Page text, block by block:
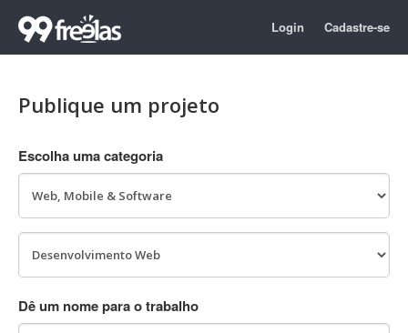
Login Cadastre-se
Publique um projeto
Escolha uma categoria
Dê um nome para o trabalho